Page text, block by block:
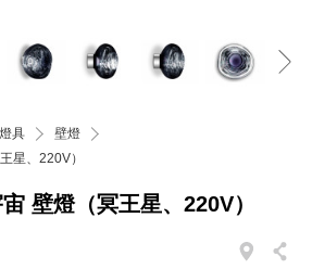
具
壁燈
星、220V）
壁燈（冥王星、220V）